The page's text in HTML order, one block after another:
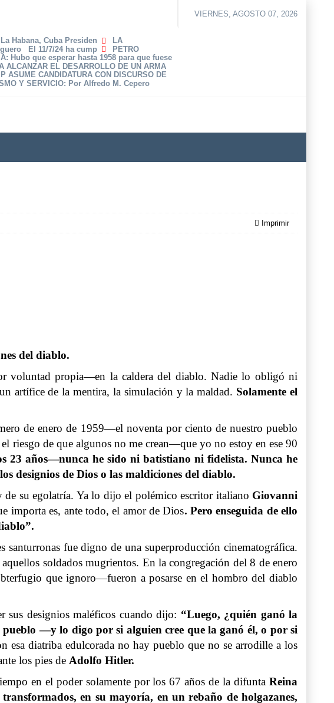
Habana, Cuba Presiden
LA
El 11/7/24 ha cump
PETRO
: Hubo que esperar hasta 1958 para que fuese
ALCANZAR EL DESARROLLO DE UN ARMA
ASUME CANDIDATURA CON DISCURSO DE
Y SERVICIO: Por Alfredo M. Cepero
VIERNES, AGOSTO 07, 2026
Imprimir
del diablo.
voluntad propia—en la caldera del diablo. Nadie lo obligó ni
artífice de la mentira, la simulación y la maldad. Solamente el
de enero de 1959—el noventa por ciento de nuestro pueblo
de que algunos no me crean—que yo no estoy en ese 90
23 años—nunca he sido ni batistiano ni fidelista. Nunca he
designios de Dios o las maldiciones del diablo.
su egolatría. Ya lo dijo el polémico escritor italiano Giovanni
importa es, ante todo, el amor de Dios. Pero enseguida de ello
santurronas fue digno de una superproducción cinematográfica.
soldados mugrientos. En la congregación del 8 de enero
que ignoro—fueron a posarse en el hombro del diablo
sus designios maléficos cuando dijo: “Luego, ¿quién ganó la
—y lo digo por si alguien cree que la ganó él, o por si
esa diatriba edulcorada no hay pueblo que no se arrodille a los
los pies de Adolfo Hitler.
en el poder solamente por los 67 años de la difunta Reina
en su mayoría, en un rebaño de holgazanes,